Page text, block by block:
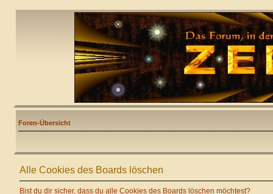
Foren-Übersicht
Alle Cookies des Boards löschen
Bist du dir sicher, dass du alle Cookies des Boards löschen möchtest?